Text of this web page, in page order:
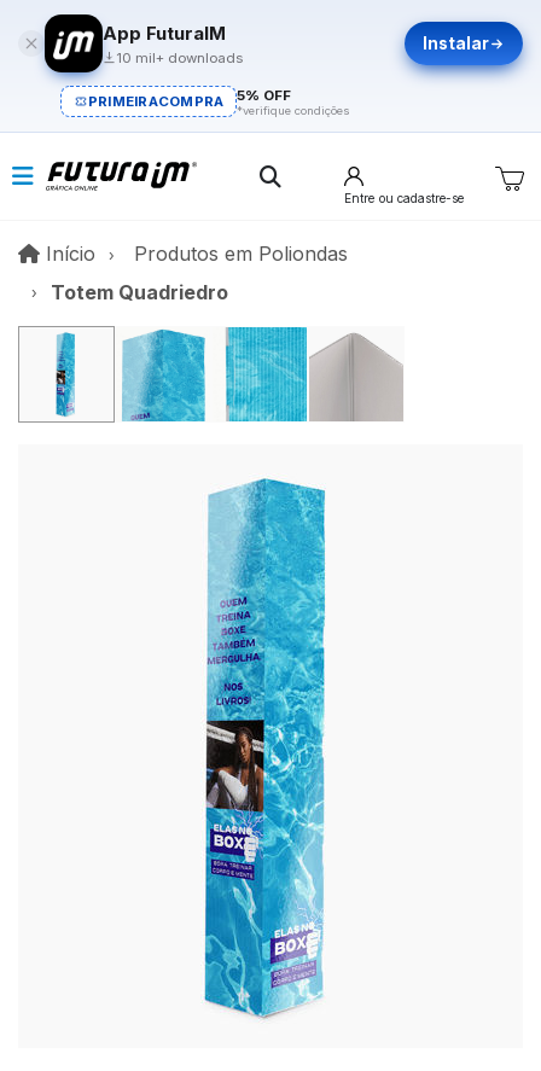
App FuturaIM
10 mil+ downloads
Instalar
PRIMEIRACOMPRA 5% OFF
*verifique condições
Entre ou cadastre-se
Início InícioProdutos em Poliondas
Totem Quadriedro